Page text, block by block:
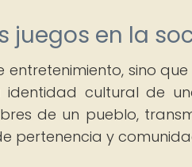
juegos en la
sino
cultural de
de un pueblo,
pertenencia y